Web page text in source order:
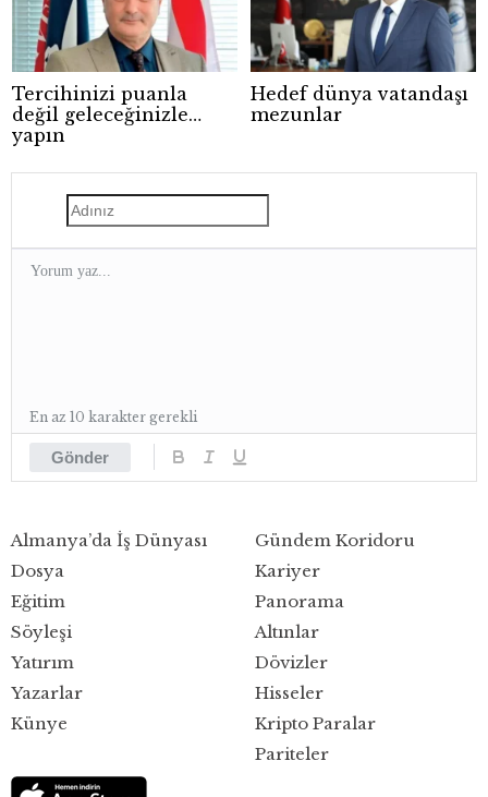
Tercihinizi puanla
değil geleceğinizle
yapın
Hedef dünya vatandaşı
mezunlar
Gönder
En az 10 karakter gerekli
Almanya’da İş Dünyası
Dosya
Eğitim
Gündem Koridoru
Kariyer
Panorama
Söyleşi
Yatırım
Yazarlar
Künye
Altınlar
Dövizler
Hisseler
Kripto Paralar
Pariteler